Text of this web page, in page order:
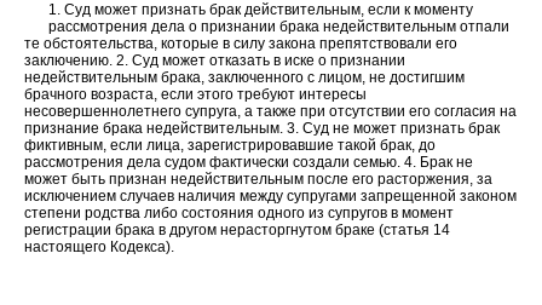
1. Суд может признать брак действительным, если к моменту
рассмотрения дела о признании брака недействительным отпали
те обстоятельства, которые в силу закона препятствовали его
заключению. 2. Суд может отказать в иске о признании
недействительным брака, заключенного с лицом, не достигшим
брачного возраста, если этого требуют интересы
несовершеннолетнего супруга, а также при отсутствии его согласия на
признание брака недействительным. 3. Суд не может признать брак
фиктивным, если лица, зарегистрировавшие такой брак, до
рассмотрения дела судом фактически создали семью. 4. Брак не
может быть признан недействительным после его расторжения, за
исключением случаев наличия между супругами запрещенной законом
степени родства либо состояния одного из супругов в момент
регистрации брака в другом нерасторгнутом браке (статья 14
настоящего Кодекса).